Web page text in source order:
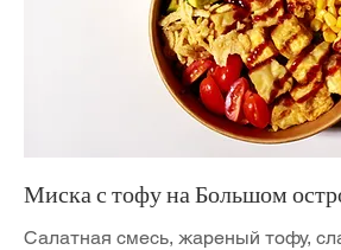
Миска с тофу на Большом
Салатная смесь, жареный тофу,